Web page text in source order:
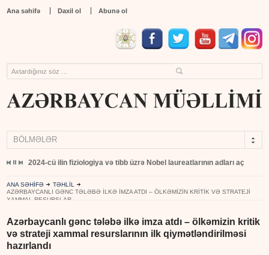
Ana səhifə Daxil ol Abunə ol
BÖLMƏLƏR
2024-cü ilin fiziologiya və tibb üzrə Nobel laureatlarının adları açıqlandı
ANA SƏHİFƏ
TƏHLİL
AZƏRBAYCANLI GƏNC TƏLƏBƏ ILKƏ IMZA ATDI – ÖLKƏMIZIN KRITIK VƏ STRATEJI
XAMMAL RESURSLAR...
Azərbaycanlı gənc tələbə ilkə imza atdı – ölkəmizin kritik
və strateji xammal resurslarının ilk qiymətləndirilməsi
hazırlandı